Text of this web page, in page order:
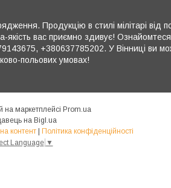
Продукцію в стилі мілітарі від
вас приємно здивує!
+380637785202. У Вінниці ви
польових умовах!
на маркетплейсі Prom.ua
на Bigl.ua
контент | Політика конфіденційності
Language ▼